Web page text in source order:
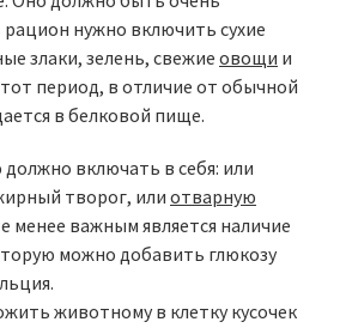
нужно включить сухие
злаки, зелень, свежие овощи и
период, в отличие от обычной
в белковой пище.
включать в себя: или
творог, или отварную
менее важным является наличие
можно добавить глюкозу
животному в клетку кусочек